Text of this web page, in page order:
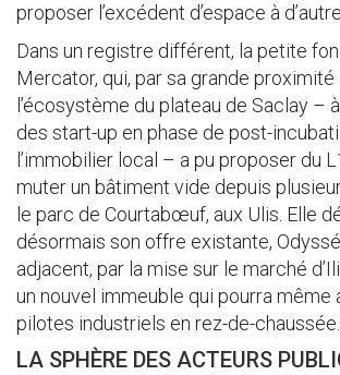
proposer l’excédent d’espace à
Dans un registre différent, la petite
Mercator, qui, par sa grande proximité
l’écosystème du plateau de Saclay –
des start-up en phase de post-
l’immobilier local – a pu proposer du
muter un bâtiment vide depuis
le parc de Courtabœuf, aux Ulis. Elle
désormais son offre existante,
adjacent, par la mise sur le marché
un nouvel immeuble qui pourra même
pilotes industriels en rez-de-chaussée.
LA SPHÈRE DES ACTEURS